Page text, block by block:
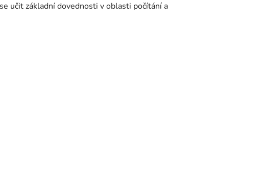
učit základní dovednosti v oblasti počítání a